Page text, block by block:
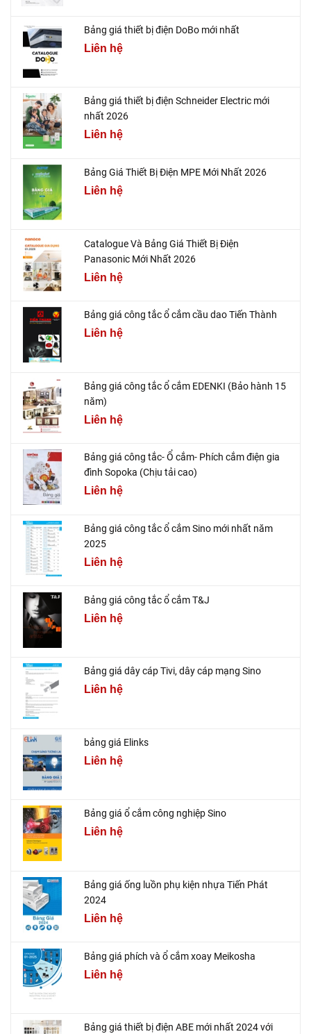
Bảng giá thiết bị điện DoBo mới nhất
Liên hệ
Bảng giá thiết bị điện Schneider Electric mới
nhất 2026
Liên hệ
Bảng Giá Thiết Bị Điện MPE Mới Nhất 2026
Liên hệ
Catalogue Và Bảng Giá Thiết Bị Điện
Panasonic Mới Nhất 2026
Liên hệ
Bảng giá công tắc ổ cắm cầu dao Tiến Thành
Liên hệ
Bảng giá công tắc ổ cắm EDENKI (Bảo hành 15
năm)
Liên hệ
Bảng giá công tắc- Ổ cắm- Phích cắm điện gia
đình Sopoka (Chịu tải cao)
Liên hệ
Bảng giá công tắc ổ cắm Sino mới nhất năm
2025
Liên hệ
Bảng giá công tắc ổ cắm T&J
Liên hệ
Bảng giá dây cáp Tivi, dây cáp mạng Sino
Liên hệ
bảng giá Elinks
Liên hệ
Bảng giá ổ cắm công nghiệp Sino
Liên hệ
Bảng giá ống luồn phụ kiện nhựa Tiến Phát
2024
Liên hệ
Bảng giá phích và ổ cắm xoay Meikosha
Liên hệ
Bảng giá thiết bị điện ABE mới nhất 2024 với